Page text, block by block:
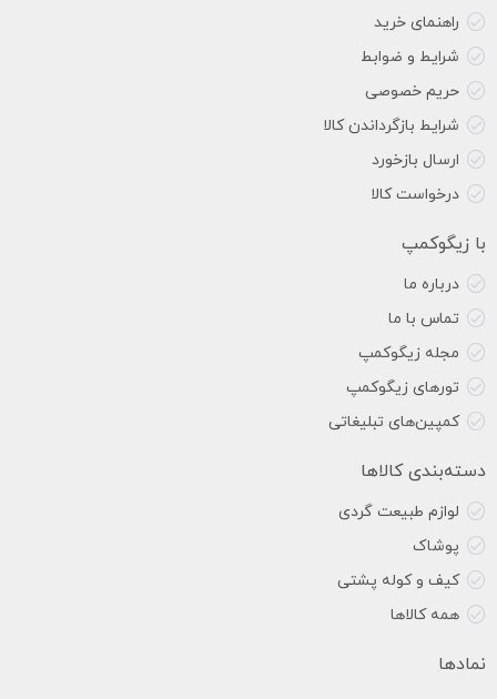
راهنمای خرید
شرایط و ضوابط
حریم خصوصی
شرایط بازگرداندن کالا
ارسال بازخورد
درخواست کالا
با زیگوکمپ
درباره ما
تماس با ما
مجله زیگوکمپ
تورهای زیگوکمپ
کمپین‌های تبلیغاتی
دسته‌بندی کالاها
لوازم طبیعت گردی
پوشاک
کیف و کوله پشتی
همه کالاها
نمادها